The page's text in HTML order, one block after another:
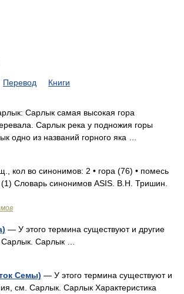
Перевод Книги
Сарлык самая высокая гора
Сарлык река у подножия горы
одно из названий горного яка …
кол во синонимов: 2 • гора (76) • помесь
(1) Словарь синонимов ASIS. В.Н. Тришин.
— У этого термина существуют и другие
Сарлык …
Семы) — У этого термина существуют и
см. Сарлык. Сарлык Характеристика